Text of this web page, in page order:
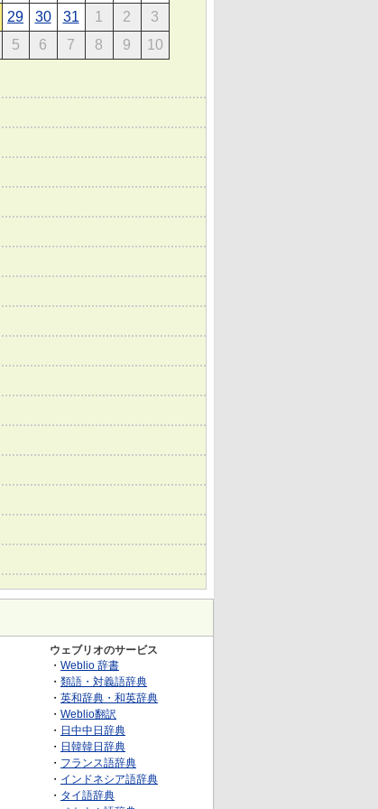
29 30 31 1 2
3
5 6 7 8 9 10
ウェブリオのサービス
・ Weblio 辞書
・ 類語・対義語辞典
・ 英和辞典・和英辞典
・ Weblio翻訳
・ 日中中日辞典
・ 日韓韓日辞典
・ フランス語辞典
・ インドネシア語辞典
・ タイ語辞典